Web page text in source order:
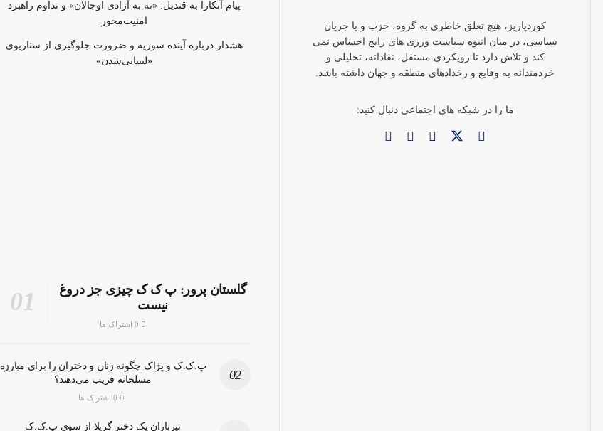
کوردپاریز، هیچ تعلق خاطری به گروه، حزب و یا جریان
سیاسی، در میان انبوه سیاست ورزی های رایج احساس نمی
کند و تلاش دارد تا رویکردی مستقل، نقادانه، تحلیلی و
خردمندانه به وقایع و رخدادهای منطقه و جهان داشته باشد.
ما را در شبکه های اجتماعی دنبال کنید:
پیام آنکارا به قندیل: «نه به آزادی اوجالان» و تداوم راهبرد
امنیت‌محور
هشدار درباره آینده سوریه و ضرورت جلوگیری از سناریوی
«لیبیایی‌شدن»
گلستان پرور: پ ک ک چیزی جز دروغ
نیست
پ.ک.ک و پژاک چگونه زنان و دختران را برای مبارزه
مسلحانه فریب می‌دهند؟
تیرباران یک دختر گریلا از سوی پ.ک.ک